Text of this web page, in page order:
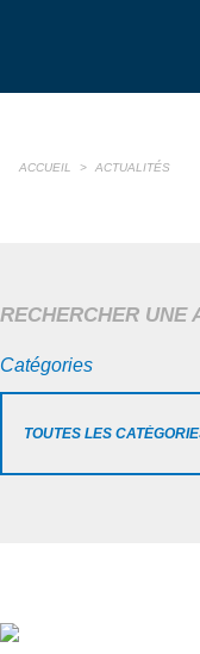
ACCUEIL > ACTUALITÉS
RECHERCHER UNE
Catégories